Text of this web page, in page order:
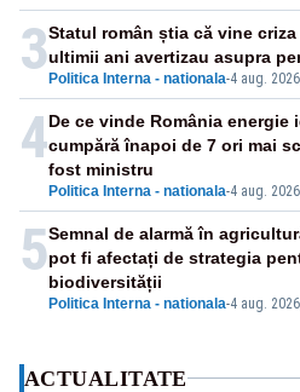
3Politica Interna - nationala-4 aug.
Statul român știa că vine
ultimii ani avertizau asupra
4
Politica Interna - nationala-4 aug.
De ce vinde România energie
cumpără înapoi de 7 ori mai
fost ministru
5
Politica Interna - nationala-4 aug.
Semnal de alarmă în
pot fi afectați de strategia
biodiversității
ACTUALITATE